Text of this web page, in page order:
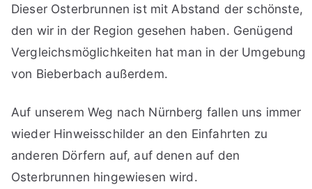
Dieser Osterbrunnen ist mit Abstand der schönste,
den wir in der Region gesehen haben. Genügend
Vergleichsmöglichkeiten hat man in der Umgebung
von Bieberbach außerdem.
Auf unserem Weg nach Nürnberg fallen uns immer
wieder Hinweisschilder an den Einfahrten zu
anderen Dörfern auf, auf denen auf den
Osterbrunnen hingewiesen wird.